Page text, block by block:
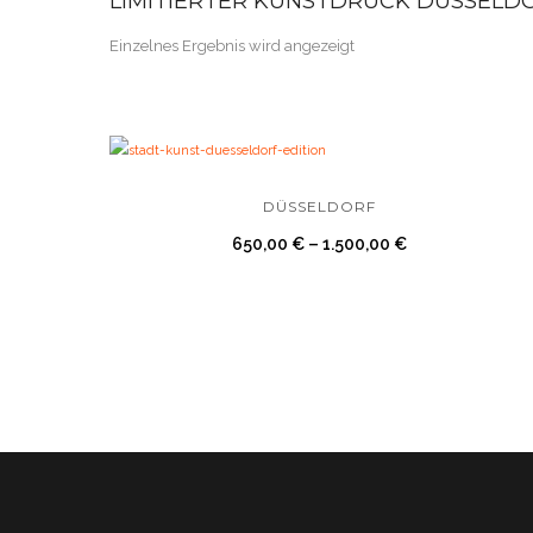
Einzelnes Ergebnis wird angezeigt
DÜSSELDORF
650,00 € –1.500,00 €